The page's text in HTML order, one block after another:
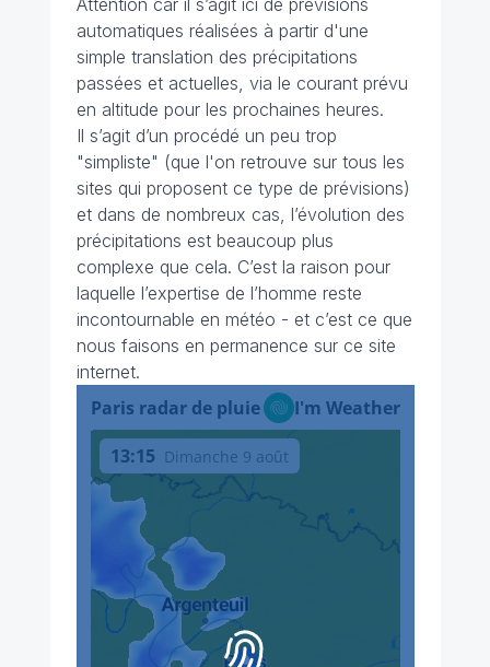
Attention car il s’agit ici de prévisions
automatiques réalisées à partir d'une
simple translation des précipitations
passées et actuelles, via le courant prévu
en altitude pour les prochaines heures.
Il s’agit d’un procédé un peu trop
"simpliste" (que l'on retrouve sur tous les
sites qui proposent ce type de prévisions)
et dans de nombreux cas, l’évolution des
précipitations est beaucoup plus
complexe que cela. C’est la raison pour
laquelle l’expertise de l’homme reste
incontournable en météo - et c’est ce que
nous faisons en permanence sur ce site
internet.